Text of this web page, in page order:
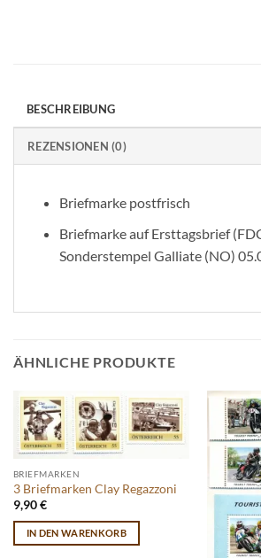
BESCHREIBUNG
REZENSIONEN (0)
Briefmarke postfrisch
Briefmarke auf Ersttagsbrief
Sonderstempel Galliate (NO)
ÄHNLICHE PRODUKTE
BRIEFMARKEN
3 Briefmarken Clay Regazzoni
9,90€
IN DEN WARENKORB